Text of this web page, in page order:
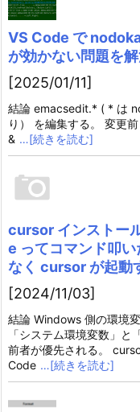
VS Code で
が効かない問題を
[2025/01/11]
結論 emacsedit.* ( * は
り） を編集する。 変更
& …[続きを読む]
cursor インストー
e ってコマンド叩
なく cursor が起動
[2024/11/03]
結論 Windows 側の環境
「システム環境変数」と
前者が優先される。
Code …[続きを読む]